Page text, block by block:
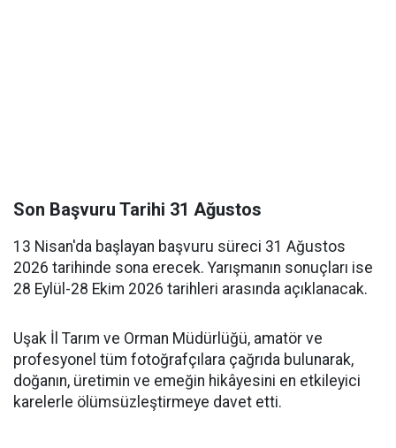
Son Başvuru Tarihi 31 Ağustos
13 Nisan'da başlayan başvuru süreci 31 Ağustos
2026 tarihinde sona erecek. Yarışmanın sonuçları ise
28 Eylül-28 Ekim 2026 tarihleri arasında açıklanacak.
Uşak İl Tarım ve Orman Müdürlüğü, amatör ve
profesyonel tüm fotoğrafçılara çağrıda bulunarak,
doğanın, üretimin ve emeğin hikâyesini en etkileyici
karelerle ölümsüzleştirmeye davet etti.